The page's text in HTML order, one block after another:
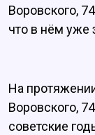
Воровского,
что в нём уже
На
Воровского,
советские